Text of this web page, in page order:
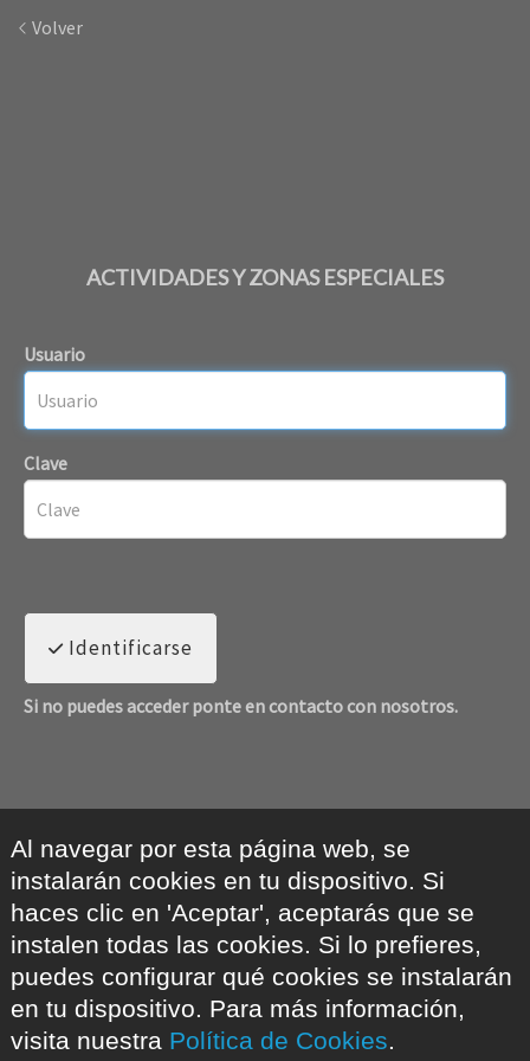
Volver
ACTIVIDADES Y ZONAS ESPECIALES
Usuario
Clave
Identificarse
Si no puedes acceder ponte en contacto con nosotros.
Al navegar por esta página web, se
instalarán cookies en tu dispositivo. Si
haces clic en 'Aceptar', aceptarás que se
instalen todas las cookies. Si lo prefieres,
puedes configurar qué cookies se instalarán
en tu dispositivo. Para más información,
visita nuestra Política de Cookies.